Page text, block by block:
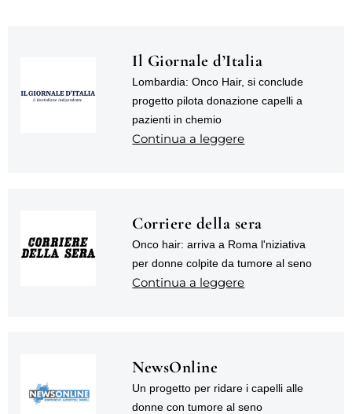
Il Giornale d’Italia
Lombardia: Onco Hair, si conclude
progetto pilota donazione capelli a
pazienti in chemio
Continua a leggere
Corriere della sera
Onco hair: arriva a Roma l'niziativa
per donne colpite da tumore al seno
Continua a leggere
NewsOnline
Un progetto per ridare i capelli alle
donne con tumore al seno